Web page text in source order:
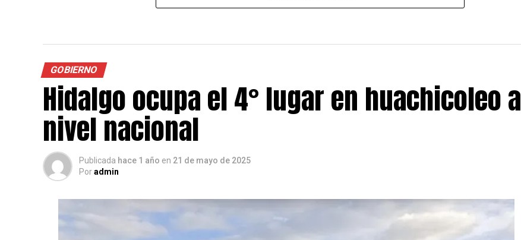
GOBIERNO
Hidalgo ocupa el 4° lugar en huachicoleo a
nivel nacional
Publicada hace 1 año en 21 de mayo de 2025
Poradmin